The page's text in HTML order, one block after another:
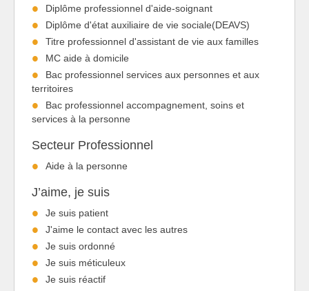
Diplôme professionnel d'aide-soignant
Diplôme d'état auxiliaire de vie sociale(DEAVS)
Titre professionnel d'assistant de vie aux familles
MC aide à domicile
Bac professionnel services aux personnes et aux
territoires
Bac professionnel accompagnement, soins et
services à la personne
Secteur Professionnel
Aide à la personne
J’aime, je suis
Je suis patient
J'aime le contact avec les autres
Je suis ordonné
Je suis méticuleux
Je suis réactif